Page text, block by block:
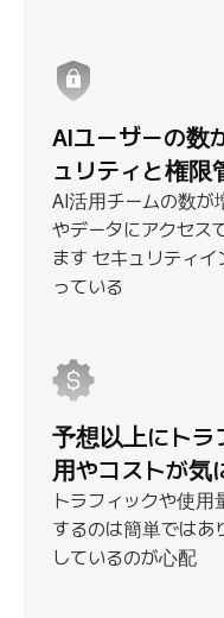
AIユーザーの数
ュリティと権限
AI活用チームの数が
やデータにアクセス
ます セキュリティ
っている
予想以上にトラ
用やコストが気
トラフィックや使
するのは簡単ではあ
しているのが心配